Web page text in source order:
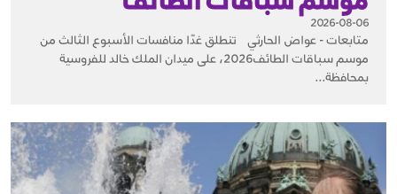
2026-08-06
متابعات - عواض الحارثي تنطلق غدًا منافسات الأسبوع الثالث من
موسم سباقات الطائف2026، على ميدان الملك خالد للفروسية
بمحافظة...